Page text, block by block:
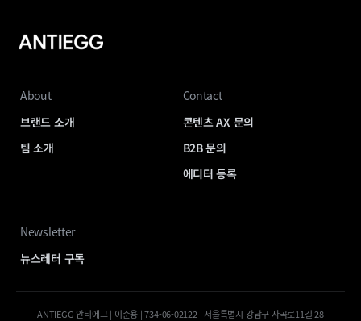
About
브랜드 소개
팀 소개
Contact
콘텐츠 AX 문의
B2B 문의
에디터 등록
Newsletter
뉴스레터 구독
ANTIEGG 안티에그 | 이준용 | 734-06-02122 | 서울특별시 강남구 자곡로11길 28